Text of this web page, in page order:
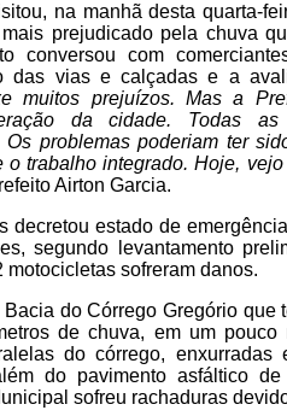
na manhã desta quarta-
prejudicado pela chuva
conversou com
das vias e calçadas e a
muitos prejuízos. Mas a
da cidade. Todas as
Os problemas poderiam ter
trabalho integrado. Hoje,
Airton Garcia.
decretou estado de
segundo levantamento
sofreram danos.
do Córrego Gregório
de chuva, em um
do córrego,
do pavimento asfáltico
sofreu rachaduras